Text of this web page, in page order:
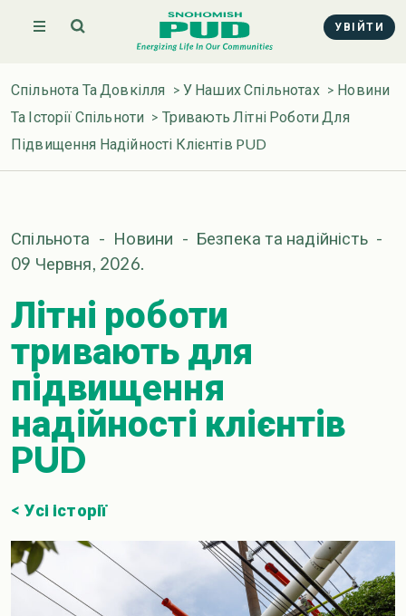
УВІЙТИ
Спільнота Та Довкілля > У Наших Спільнотах > Новини
Та Історії Спільноти > Тривають Літні Роботи Для
Підвищення Надійності Клієнтів PUD
Спільнота - Новини - Безпека та надійність -
09 Червня, 2026.
Літні роботи
тривають для
підвищення
надійності клієнтів
PUD
< Усі історії